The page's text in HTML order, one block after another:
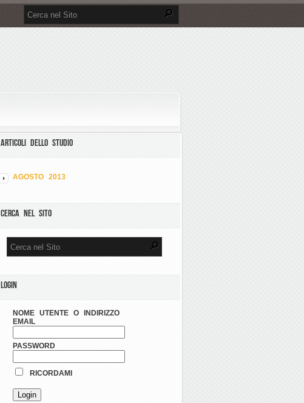
ARTICOLI DELLO STUDIO
AGOSTO 2013
CERCA NEL SITO
LOGIN
NOME UTENTE O INDIRIZZO
EMAIL
PASSWORD
RICORDAMI